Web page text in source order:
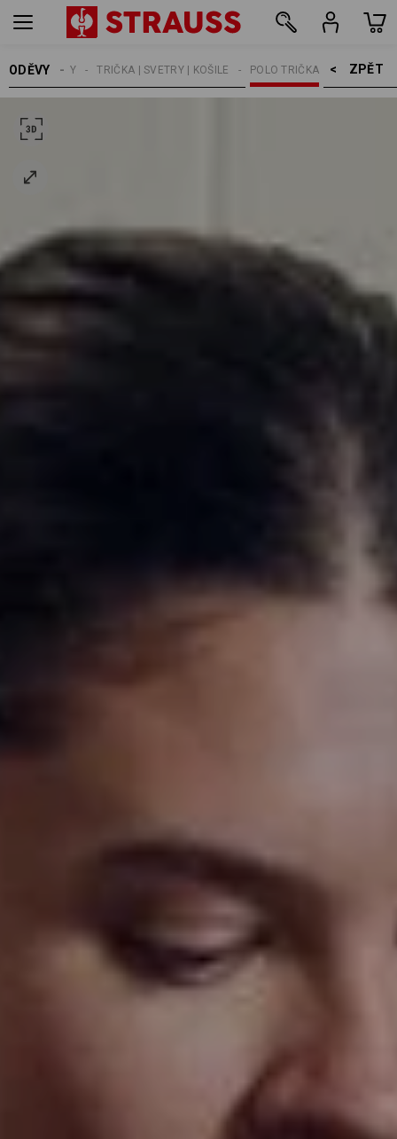
ODĚVY ZPĚT    >
POLO TRIČKA
TRIČKA | SVETRY | KOŠILE
ŽENY